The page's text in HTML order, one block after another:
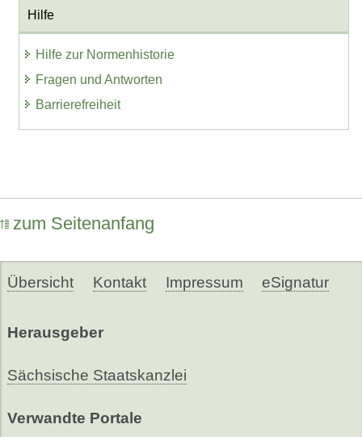
Hilfe
Hilfe zur Normenhistorie
Fragen und Antworten
Barrierefreiheit
zum Seitenanfang
Übersicht Kontakt Impressum eSignatur
Herausgeber
Sächsische Staatskanzlei
Verwandte Portale